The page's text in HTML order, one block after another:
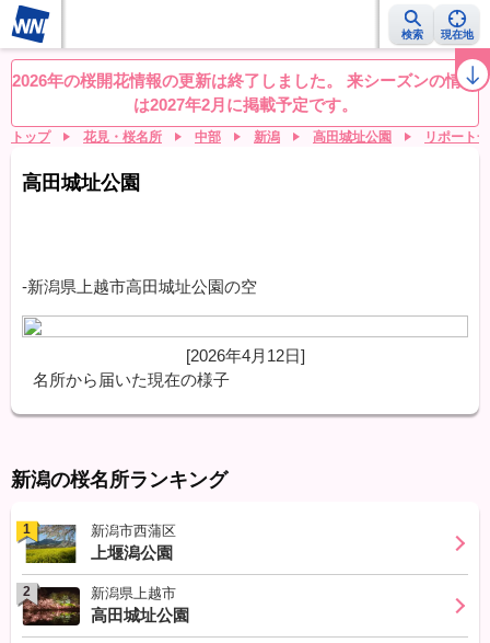
検索 現在地
桜レーダー 名所ランキング 桜開花予想NEWS お花見動画 目的別
2026年の桜開花情報の更新は終了しました。 来シーズンの情報
は2027年2月に掲載予定です。
トップ 花見・桜名所 中部 新潟 高田城址公園 リポート
高田城址公園
-新潟県上越市高田城址公園の空
[2026年4月12日]
名所から届いた現在の様子
新潟の桜名所ランキング
1 新潟市西蒲区
上堰潟公園
2 新潟県上越市
高田城址公園